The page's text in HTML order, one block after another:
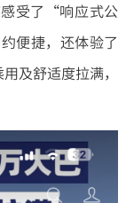
受了“响应式公
便捷，还体验了
及舒适度拉满，